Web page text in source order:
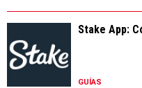
Stake App:
GUÍAS